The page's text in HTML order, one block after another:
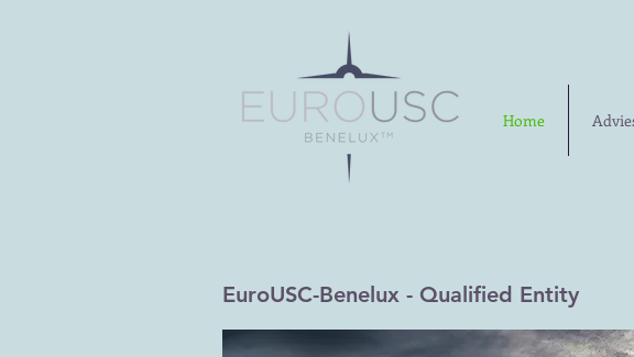
Home
EuroUSC-Benelux - Qualified Entity